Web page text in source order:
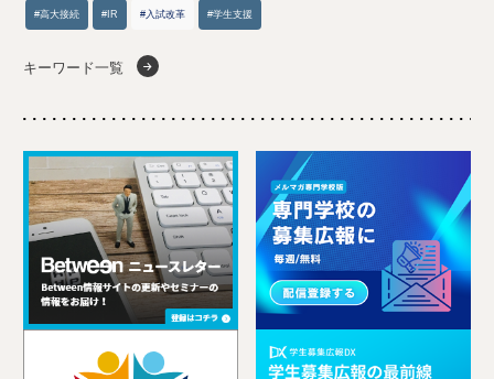
#高大接続 #IR #入試改革 #学生支援
キーワード一覧